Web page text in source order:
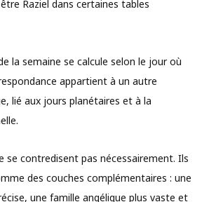
Raziel dans certaines tables
la semaine se calcule selon le jour où
appartient à un autre
lié aux jours planétaires et à la
se contredisent pas nécessairement. Ils
des couches complémentaires : une
une famille angélique plus vaste et